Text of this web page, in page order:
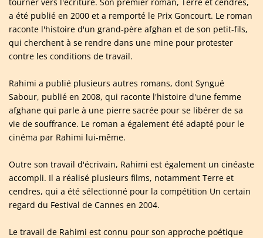
a été publié en 2000 et a remporté le Prix Goncourt. Le roman
raconte l'histoire d'un grand-père afghan et de son petit-fils,
qui cherchent à se rendre dans une mine pour protester
contre les conditions de travail.
Rahimi a publié plusieurs autres romans, dont Syngué
Sabour, publié en 2008, qui raconte l'histoire d'une femme
afghane qui parle à une pierre sacrée pour se libérer de sa
vie de souffrance. Le roman a également été adapté pour le
cinéma par Rahimi lui-même.
Outre son travail d'écrivain, Rahimi est également un cinéaste
accompli. Il a réalisé plusieurs films, notamment Terre et
cendres, qui a été sélectionné pour la compétition Un certain
regard du Festival de Cannes en 2004.
Le travail de Rahimi est connu pour son approche poétique